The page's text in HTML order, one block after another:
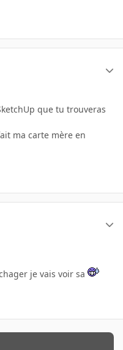
que tu trouveras
ma carte mère en
je vais voir sa